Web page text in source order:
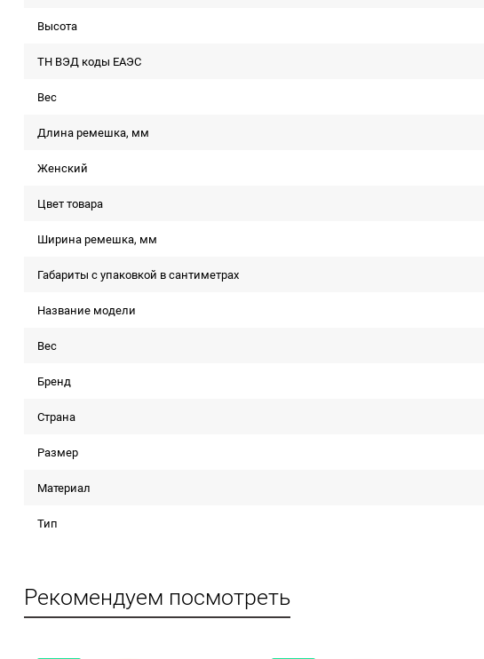
Высота
ТН ВЭД коды ЕАЭС
Вес
Длина ремешка, мм
Женский
Цвет товара
Ширина ремешка, мм
Габариты с упаковкой в сантиметрах
Название модели
Вес
Бренд
Страна
Размер
Материал
Тип
Рекомендуем посмотреть